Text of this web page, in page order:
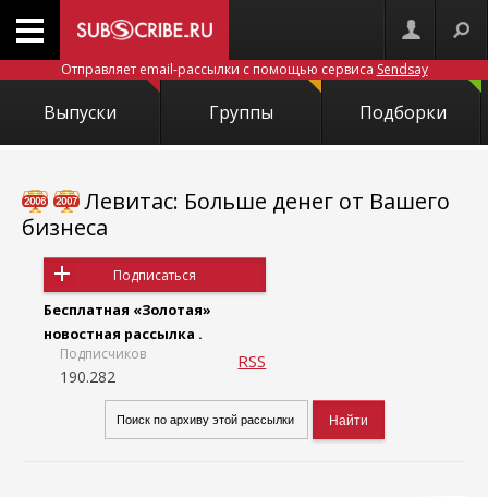
Отправляет email-рассылки с помощью сервиса Sendsay
Выпуски Группы Подборки
Левитас: Больше денег от Вашего
бизнеса
Подписаться
Бесплатная «Золотая»
новостная рассылка .
Подписчиков
190.282
RSS